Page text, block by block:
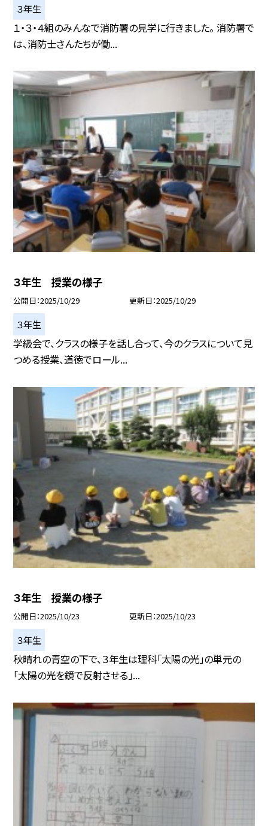
３年生
１・３・４組のみんなで消防署の見学に行きました。 消防署で
は、消防士さんたちが働...
３年生 授業の様子
公開日 2025/10/29 更新日 2025/10/29
３年生
学級会で、クラスの様子を話し合って、今のクラスについて見
つめる授業、道徳でロール...
３年生 授業の様子
公開日 2025/10/23 更新日 2025/10/23
３年生
秋晴れの青空の下で、３年生は理科「太陽の光」の単元の
「太陽の光を鏡で反射させる」...